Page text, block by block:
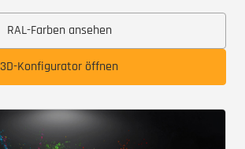
RAL-Farben ansehen
3D-Konfigurator öffnen